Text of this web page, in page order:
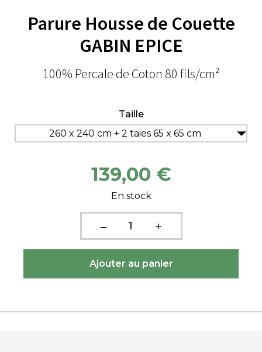
Parure Housse de Couette
GABIN EPICE
100% Percale de Coton 80 fils/cm²
Taille
260 x 240 cm + 2 taies 65 x 65 cm
139,00 €
En stock